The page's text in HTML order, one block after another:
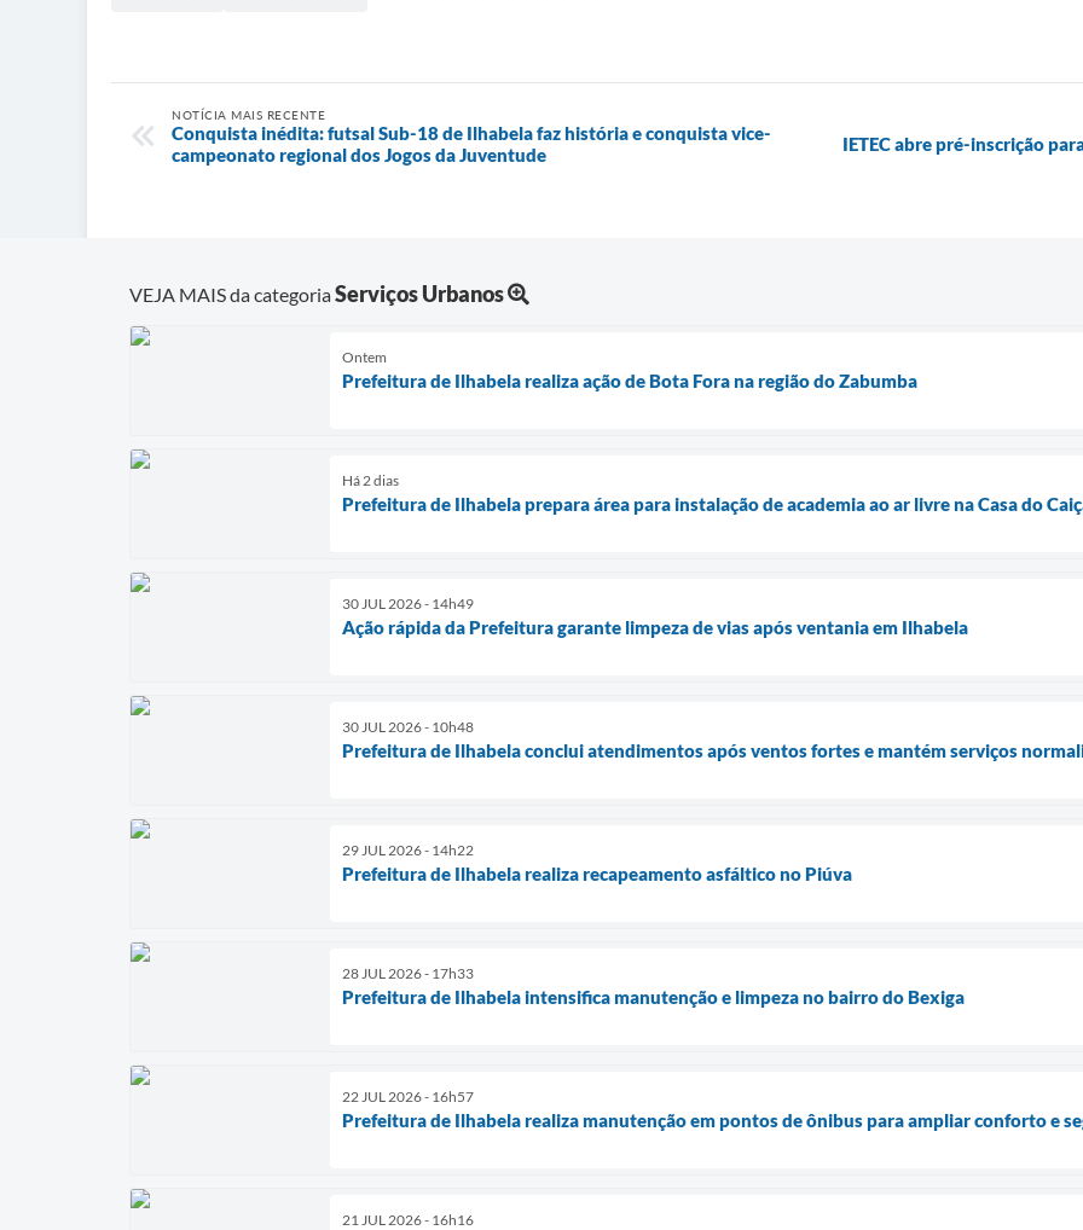
NOTÍCIA MAIS RECENTE
Conquista inédita: futsal Sub-18 de Ilhabela faz história e conquista vice-
campeonato regional dos Jogos da Juventude
IETEC abre pré-inscrição
VEJA MAIS da categoriaServiços Urbanos
Ontem
Prefeitura de Ilhabela realiza ação de Bota Fora na região do Zabumba
Há 2 dias
Prefeitura de Ilhabela prepara área para instalação de academia ao ar livre na Casa do
30 JUL 2026 - 14h49
Ação rápida da Prefeitura garante limpeza de vias após ventania em Ilhabela
30 JUL 2026 - 10h48
Prefeitura de Ilhabela conclui atendimentos após ventos fortes e mantém serviços
29 JUL 2026 - 14h22
Prefeitura de Ilhabela realiza recapeamento asfáltico no Piúva
28 JUL 2026 - 17h33
Prefeitura de Ilhabela intensifica manutenção e limpeza no bairro do Bexiga
22 JUL 2026 - 16h57
Prefeitura de Ilhabela realiza manutenção em pontos de ônibus para ampliar conforto e
21 JUL 2026 - 16h16